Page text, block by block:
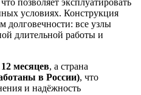
условиях. Конструкция
долговечности: все узлы
длительной работы и
12 месяцев, а страна
в России), что
и надёжность